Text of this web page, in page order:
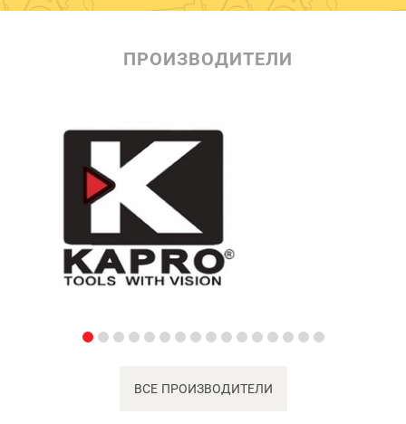
ПРОИЗВОДИТЕЛИ
ВСЕ ПРОИЗВОДИТЕЛИ